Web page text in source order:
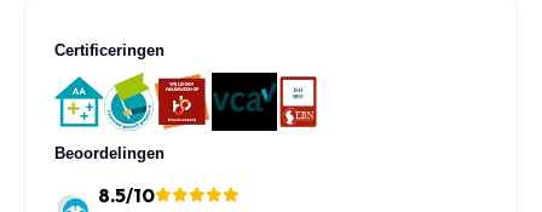
Certificeringen
Beoordelingen
8.5/10